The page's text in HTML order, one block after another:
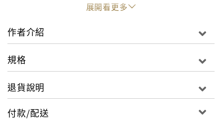
展開看更多
作者介紹
規格
退貨說明
付款/配送